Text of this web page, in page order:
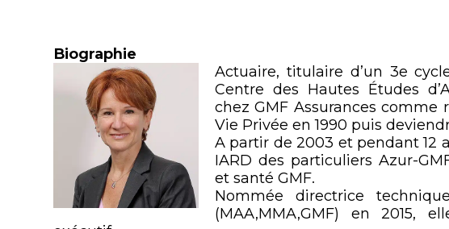
Biographie
Actuaire, titulaire d’un 3e
Centre des Hautes Études
chez GMF Assurances comme
Vie Privée en 1990 puis
A partir de 2003 et pendant 12
IARD des particuliers Azur-
et santé GMF.
Nommée directrice
(MAA,MMA,GMF) en 2015,